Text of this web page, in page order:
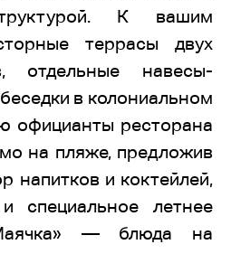
К вашим
террасы двух
отдельные навесы-
в колониальном
официанты ресторана
на пляже, предложив
напитков и коктейлей,
специальное летнее
— блюда на